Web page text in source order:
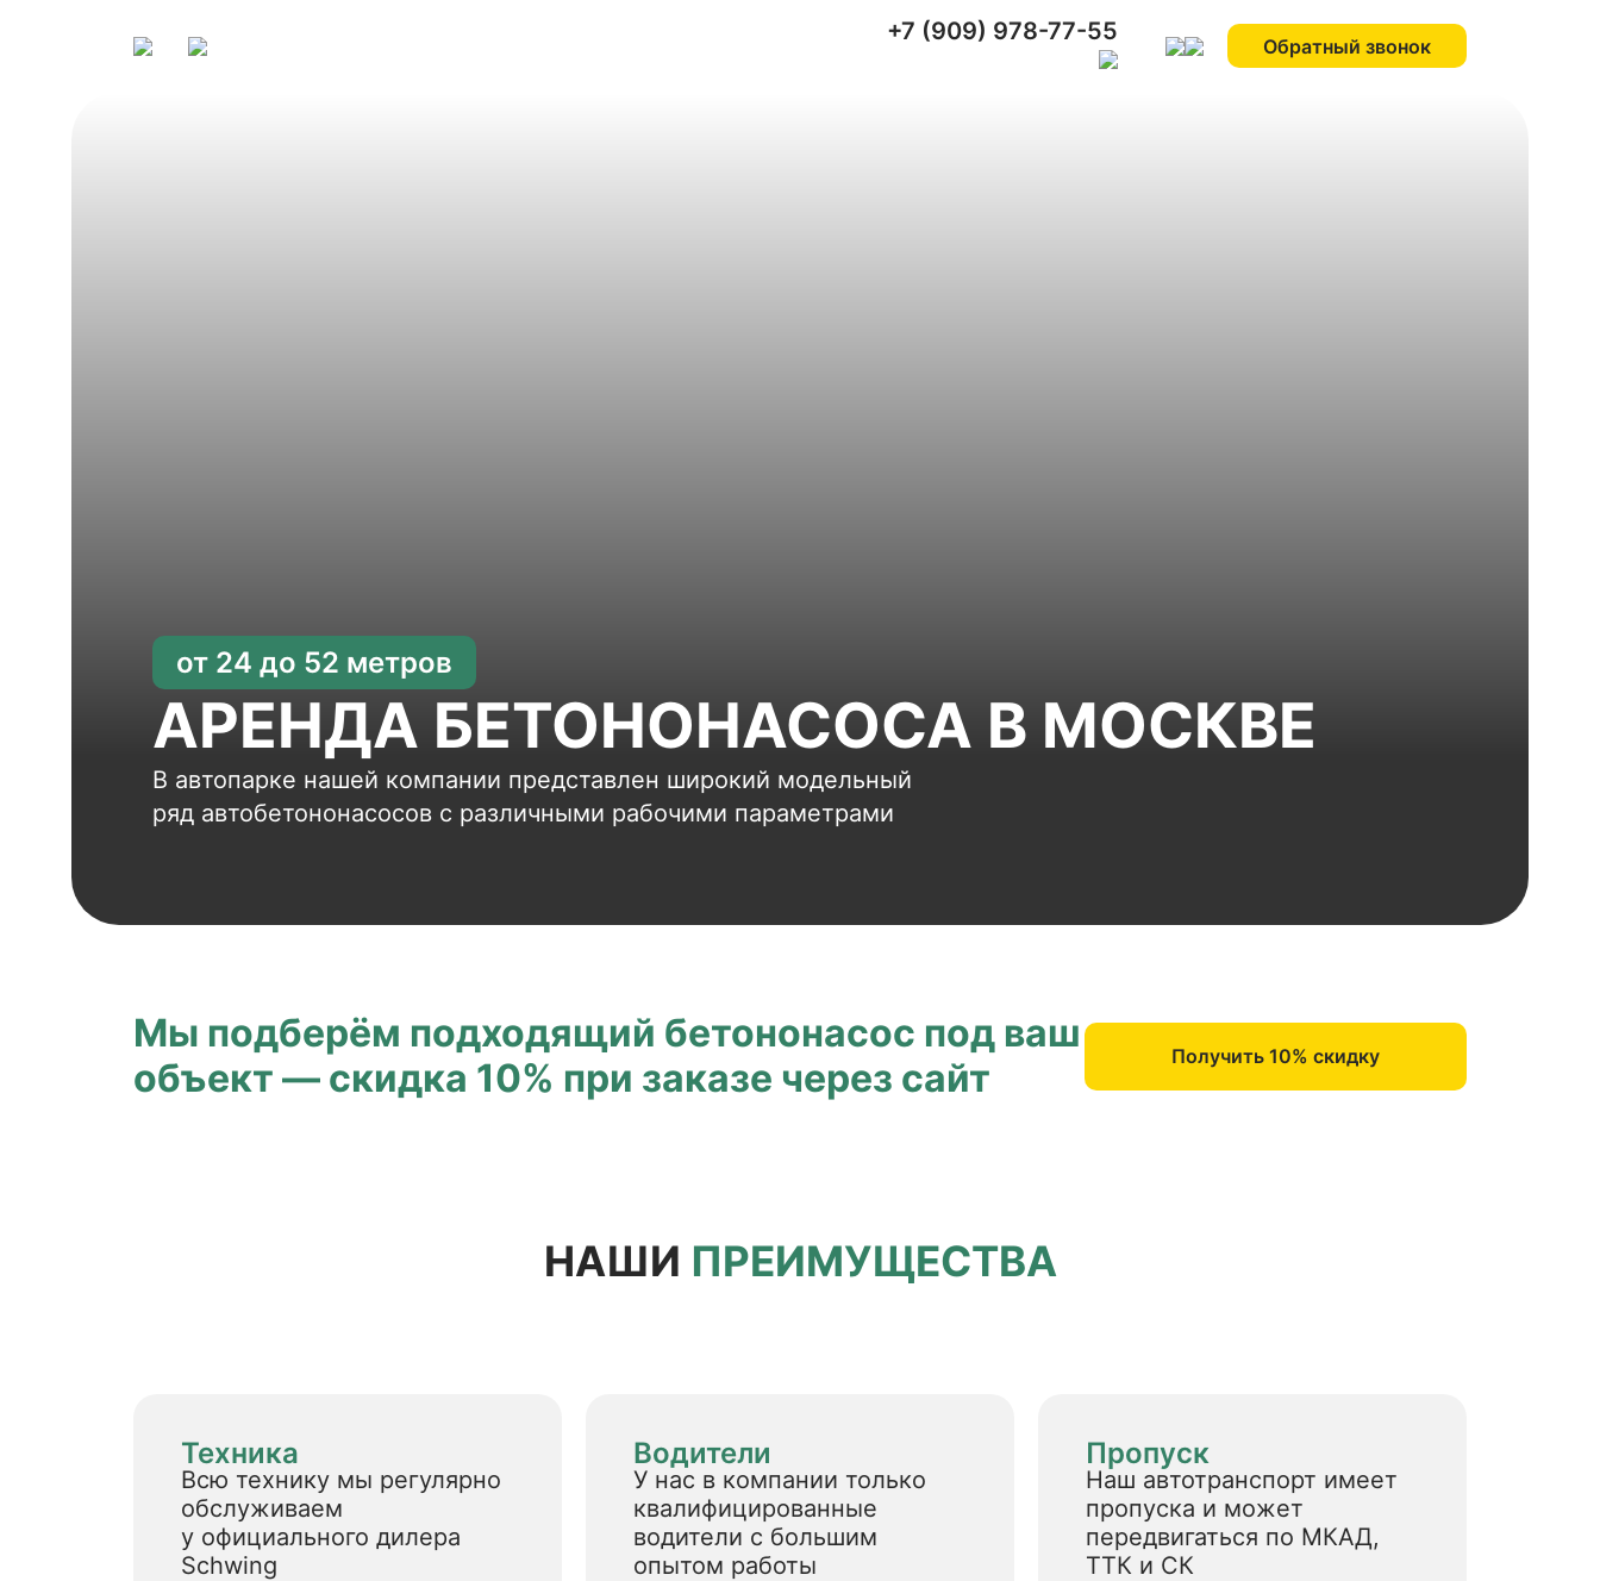
+7 (909) 978-77-55
Обратный звонок
от 24 до 52 метров
АРЕНДА БЕТОНОНАСОСА В МОСКВЕ
В автопарке нашей компании представлен широкий модельный
ряд автобетононасосов с различными рабочими параметрами
Мы подберём подходящий бетононасос под ваш
объект — скидка 10% при заказе через сайт
Получить 10% скидку
НАШИ ПРЕИМУЩЕСТВА
Техника
Всю технику мы регулярно
обслуживаем
у официального дилера
Schwing
Водители
У нас в компании только
квалифицированные
водители с большим
опытом работы
Пропуск
Наш автотранспорт имеет
пропуска и может
передвигаться по МКАД,
ТТК и СК